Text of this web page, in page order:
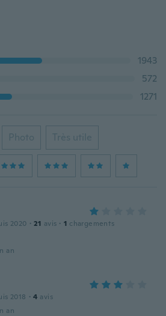
1943
572
1271
Photo Très utile
2020 · 21 avis · 1 chargements
an
2018 · 4 avis
an